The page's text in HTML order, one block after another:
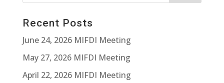
Recent Posts
June 24, 2026 MIFDI Meeting
May 27, 2026 MIFDI Meeting
April 22, 2026 MIFDI Meeting